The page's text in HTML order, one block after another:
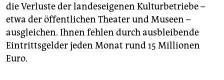
die Verluste der landeseigenen Kulturbetriebe –
etwa der öffentlichen Theater und Museen –
ausgleichen. Ihnen fehlen durch ausbleibende
Eintrittsgelder jeden Monat rund 15 Millionen
Euro.